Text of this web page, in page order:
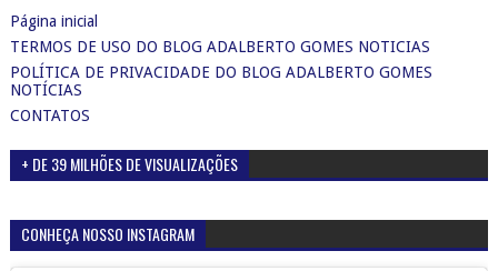
Página inicial
TERMOS DE USO DO BLOG ADALBERTO GOMES NOTICIAS
POLÍTICA DE PRIVACIDADE DO BLOG ADALBERTO GOMES
NOTÍCIAS
CONTATOS
+ DE 39 MILHÕES DE VISUALIZAÇÕES
CONHEÇA NOSSO INSTAGRAM